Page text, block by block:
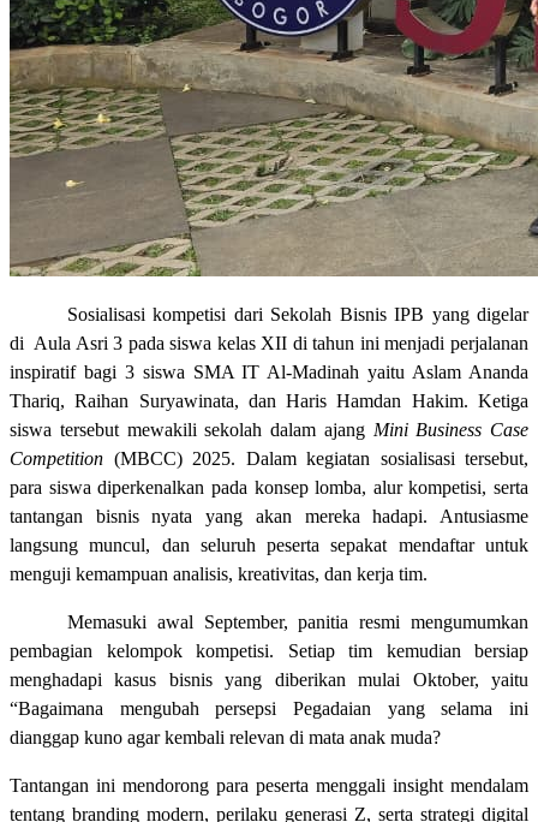
Sosialisasi kompetisi dari Sekolah Bisnis IPB yang digelar
di Aula Asri 3 pada siswa kelas XII di tahun ini menjadi perjalanan
inspiratif bagi 3 siswa SMA IT Al-Madinah yaitu Aslam Ananda
Thariq, Raihan Suryawinata, dan Haris Hamdan Hakim. Ketiga
siswa tersebut mewakili sekolah dalam ajang Mini Business Case
Competition (MBCC) 2025. Dalam kegiatan sosialisasi tersebut,
para siswa diperkenalkan pada konsep lomba, alur kompetisi, serta
tantangan bisnis nyata yang akan mereka hadapi. Antusiasme
langsung muncul, dan seluruh peserta sepakat mendaftar untuk
menguji kemampuan analisis, kreativitas, dan kerja tim.
Memasuki awal September, panitia resmi mengumumkan
pembagian kelompok kompetisi. Setiap tim kemudian bersiap
menghadapi kasus bisnis yang diberikan mulai Oktober, yaitu
“Bagaimana mengubah persepsi Pegadaian yang selama ini
dianggap kuno agar kembali relevan di mata anak muda?
Tantangan ini mendorong para peserta menggali insight mendalam
tentang branding modern, perilaku generasi Z, serta strategi digital